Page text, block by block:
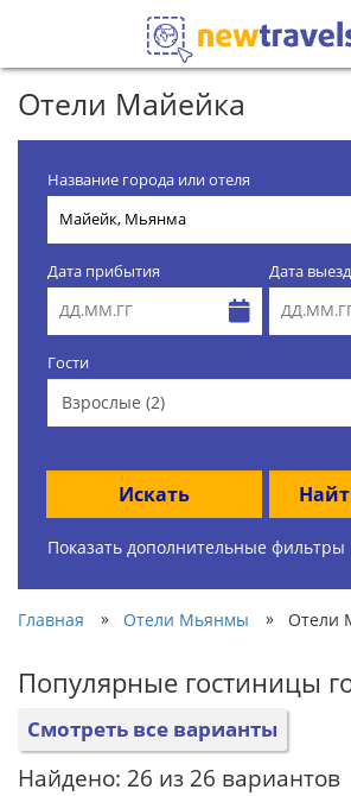
Отели Майейка
Название города или отеля
Дата прибытия Дата
Гости
Взрослые (2)
Искать
Показать дополнительные фильтры
Главная » Отели Мьянмы » Отели
Популярные гостиницы
Смотреть все варианты
Найдено: 26 из 26 вариантов